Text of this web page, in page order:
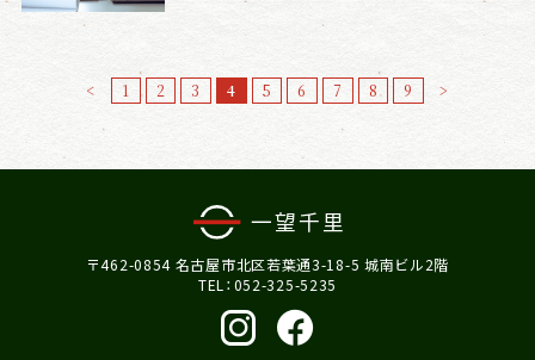
< 1 2 3 4 5 6 7 8 9 >
〒462-0854 名古屋市北区若葉通3-18-5 城南ビル2階
TEL：052-325-5235